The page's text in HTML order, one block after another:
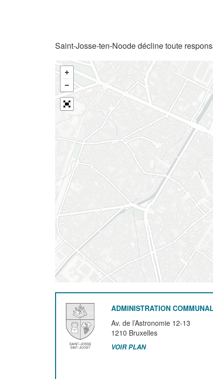
Saint-Josse-ten-Noode décline toute
ADMINISTRATION
Av. de l’Astronomie 12-13
1210 Bruxelles
VOIR PLAN